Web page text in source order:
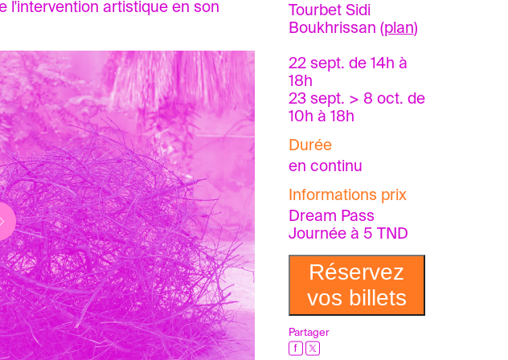
l'intervention artistique en son
Tourbet Sidi
Boukhrissan (plan)
22 sept. de 14h à
18h
23 sept. > 8 oct. de
10h à 18h
Durée
en continu
Informations prix
Dream Pass
Journée à 5 TND
Réservez
vos billets
Partager